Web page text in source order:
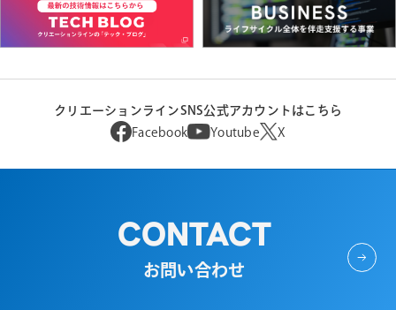
クリエーションラインSNS公式アカウントはこちら
Facebook
Youtube X
CONTACT
お問い合わせ